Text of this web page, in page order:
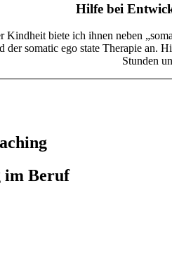
Hilfe bei
Kindheit biete ich ihnen neben
somatic ego state Therapie an.
Stunden
im Beruf